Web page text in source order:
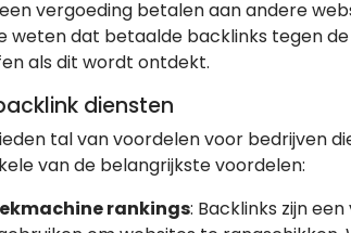
vergoeding betalen aan andere
weten dat betaalde backlinks tegen
als dit wordt ontdekt.
diensten
tal van voordelen voor bedrijven
van de belangrijkste voordelen:
rankings: Backlinks zijn